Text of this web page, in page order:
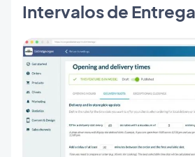
Intervalos de